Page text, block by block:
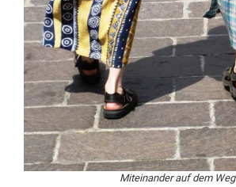
Miteinander auf dem Weg